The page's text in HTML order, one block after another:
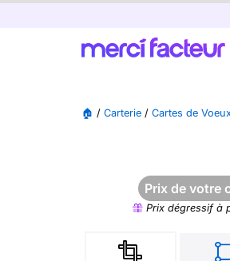
🏠 / Carterie / Cartes de
Prix de votre
Prix dégressif à